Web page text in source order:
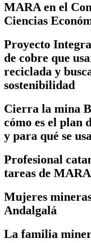
MARA en el
Ciencias
Proyecto
de cobre que
reciclada y
sostenibilidad
Cierra la mina
cómo es el plan
y para qué se
Profesional
tareas de
Mujeres
Andalgalá
La familia